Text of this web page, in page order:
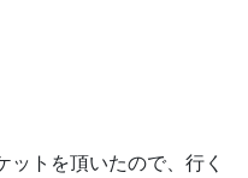
ットを頂いたので、行く